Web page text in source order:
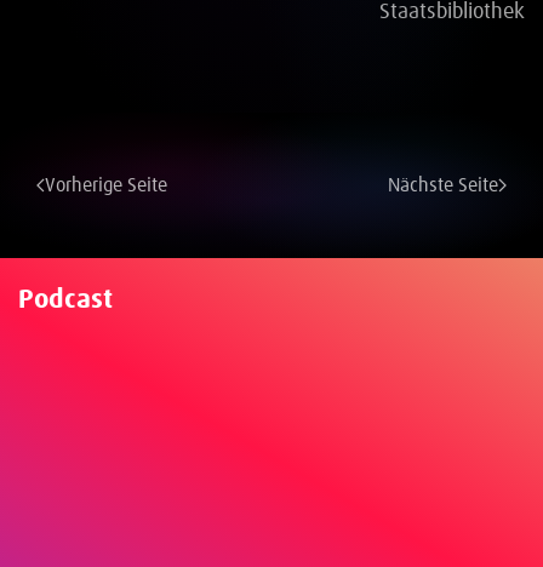
Staatsbibliothek
Vorherige Seite Nächste Seite
Podcast